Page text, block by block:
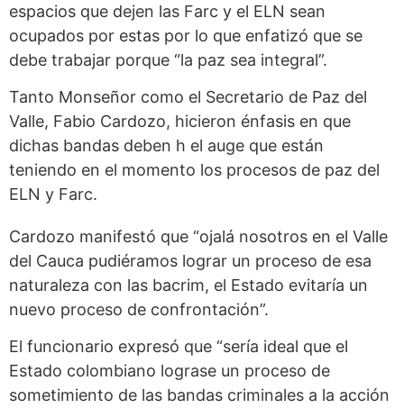
espacios que dejen las Farc y el ELN sean
ocupados por estas por lo que enfatizó que se
debe trabajar porque “la paz sea integral”.
Tanto Monseñor como el Secretario de Paz del
Valle, Fabio Cardozo, hicieron énfasis en que
dichas bandas deben h el auge que están
teniendo en el momento los procesos de paz del
ELN y Farc.
Cardozo manifestó que “ojalá nosotros en el Valle
del Cauca pudiéramos lograr un proceso de esa
naturaleza con las bacrim, el Estado evitaría un
nuevo proceso de confrontación”.
El funcionario expresó que “sería ideal que el
Estado colombiano lograse un proceso de
sometimiento de las bandas criminales a la acción